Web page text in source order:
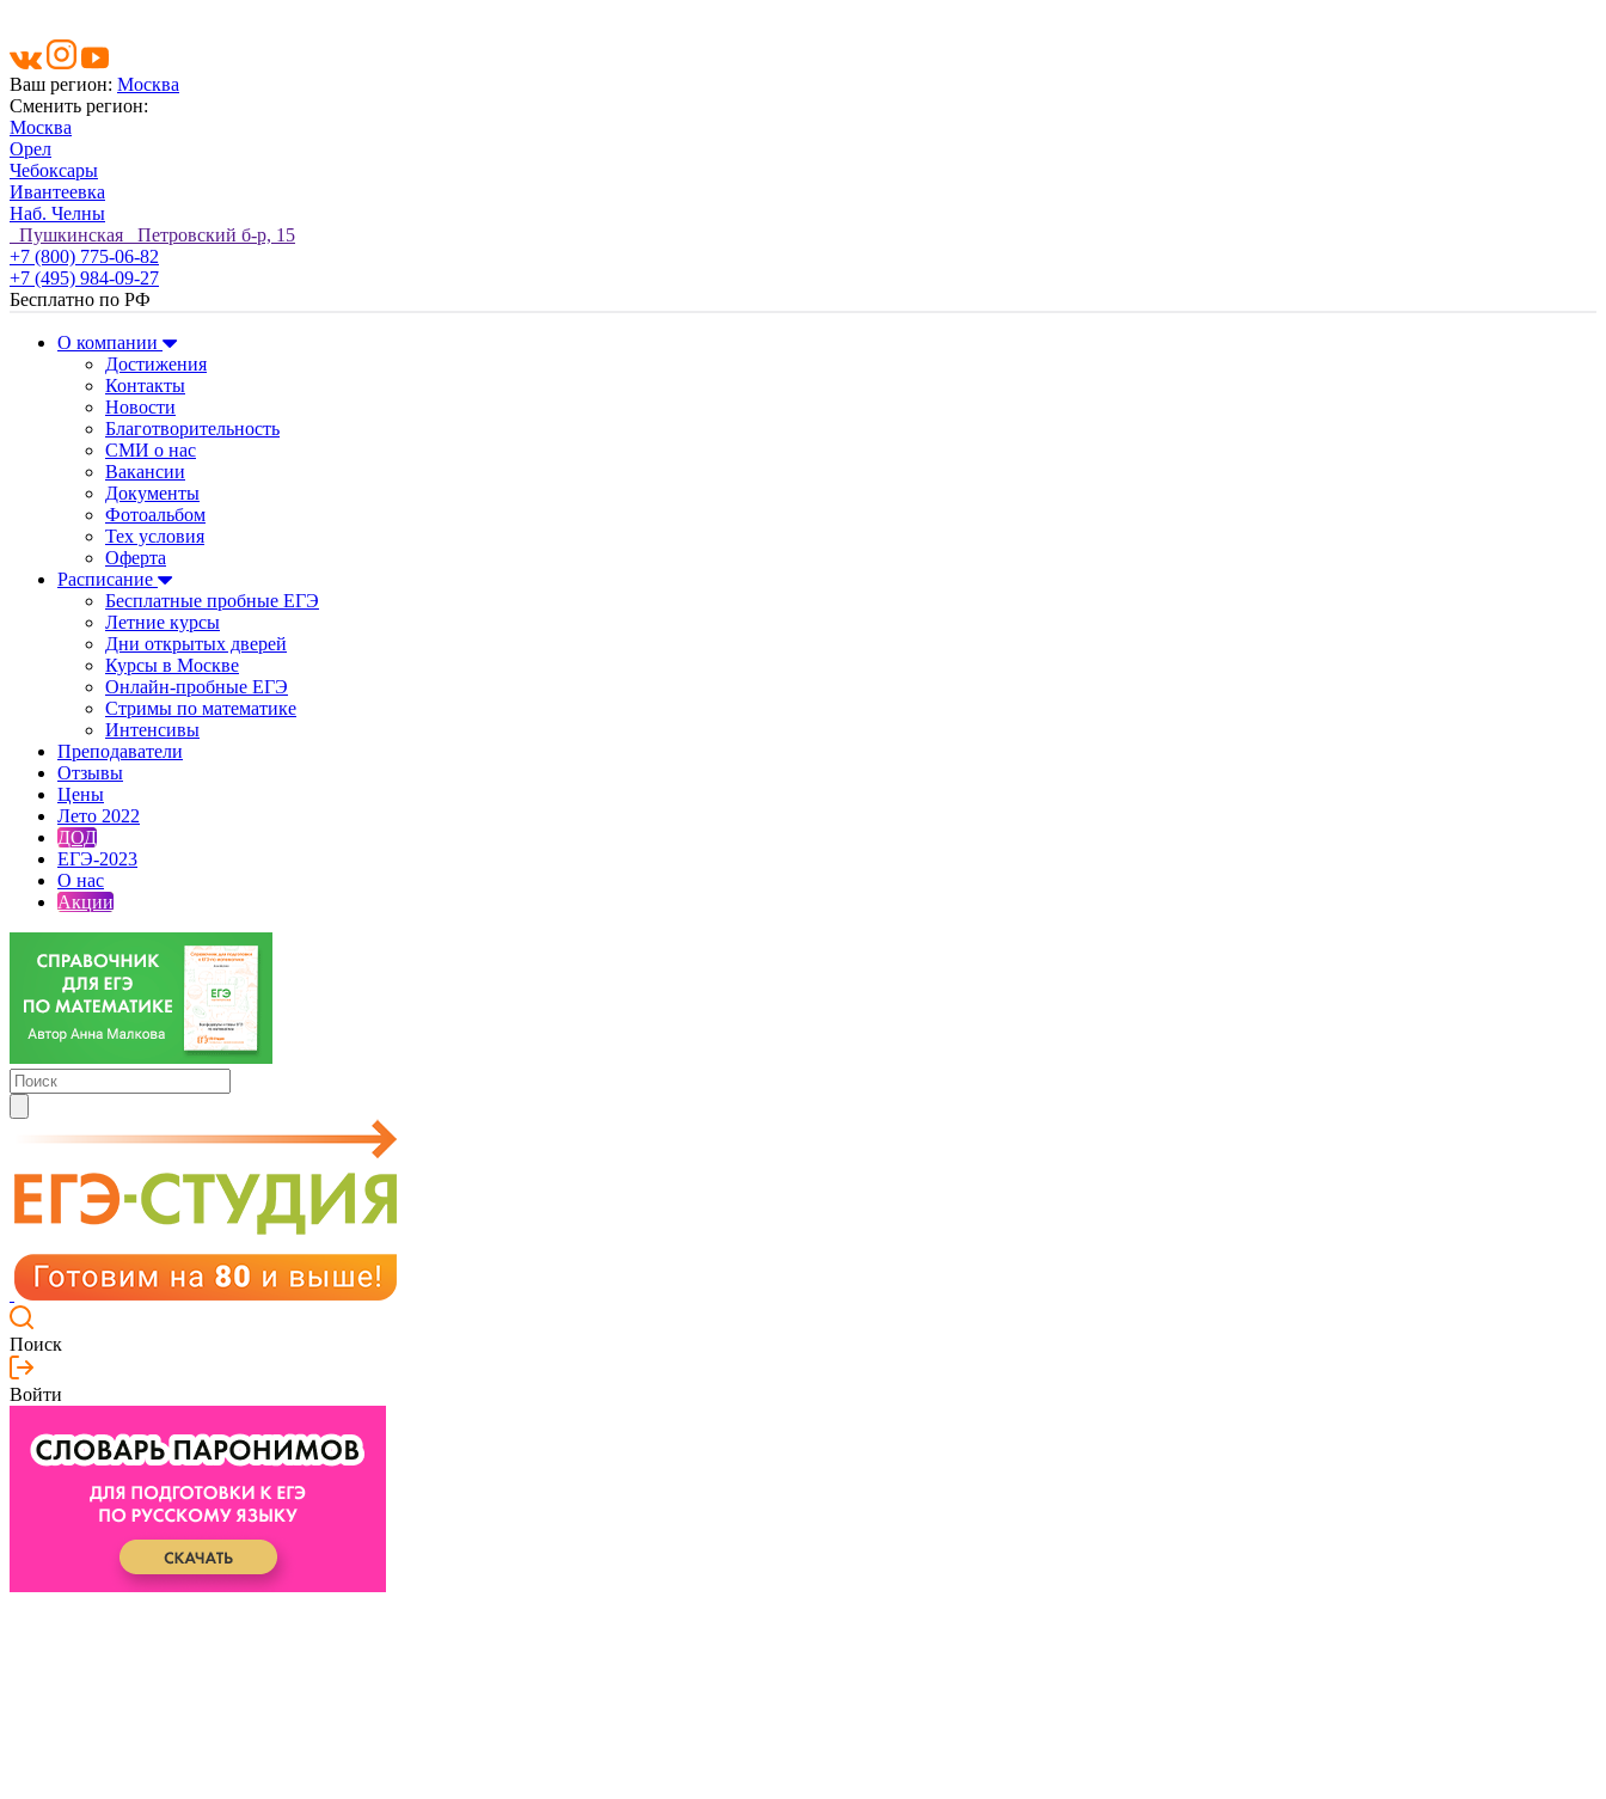
Ваш регион: Москва
Сменить регион:
Москва
Орел
Чебоксары
Ивантеевка
Наб. Челны
Пушкинская Петровский б-р, 15
+7 (800) 775-06-82
+7 (495) 984-09-27
Бесплатно по РФ
О компании
Достижения
Контакты
Новости
Благотворительность
СМИ о нас
Вакансии
Документы
Фотоальбом
Тех условия
Оферта
Расписание
Бесплатные пробные ЕГЭ
Летние курсы
Дни открытых дверей
Курсы в Москве
Онлайн-пробные ЕГЭ
Стримы по математике
Интенсивы
Преподаватели
Отзывы
Цены
Лето 2022
ДОД
ЕГЭ-2023
О нас
Акции
Поиск
Войти